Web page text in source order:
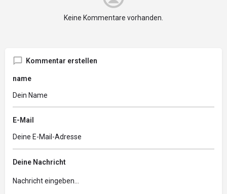
Keine Kommentare vorhanden.
Kommentar erstellen
name
E-Mail
Deine Nachricht